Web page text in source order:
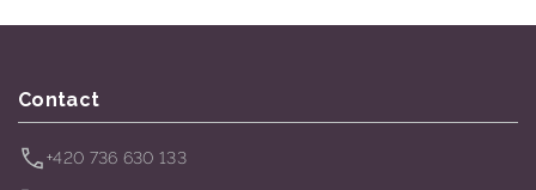
Contact
+420 736 630 133